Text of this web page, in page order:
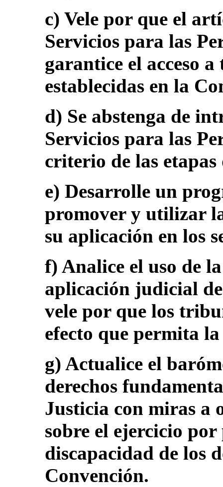
c) Vele por que el
Servicios para las
garantice el acceso
establecidas en la
d) Se abstenga de
Servicios para las
criterio de las
e) Desarrolle un
promover y utilizar
su aplicación en los
f) Analice el uso de
aplicación judicial
vele por que los
efecto que permita
g) Actualice el
derechos
Justicia con miras a
sobre el ejercicio por
discapacidad de los
Convención.